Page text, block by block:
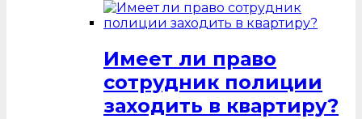
Имеет ли право
сотрудник полиции
заходить в квартиру?